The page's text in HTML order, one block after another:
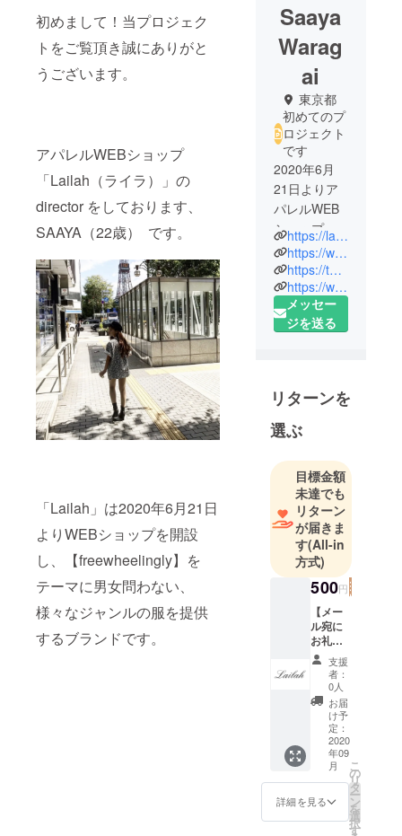
初めまして！当プロジェク
トをご覧頂き誠にありがと
うございます。
アパレルWEBショップ
「Lailah（ライラ）」の
director をしております、
SAAYA（22歳） です。
「Lailah」は2020年6月21日
よりWEBショップを開設
し、【freewheelingly】を
テーマに男女問わない、
様々なジャンルの服を提供
するブランドです。
Saaya
Warag
ai
東京都
初めてのプ
ロジェクト
です
2020年6月
21日よりア
パレルWEB
ショップ
「Lailah」を
立ち上げま
した✨
1997年生ま
近所の野良
猫ちゃんを
をきっかけ
に本格的に
猫好きに火
がつき、今
では5匹の保
護猫ちゃん
とのんびり
暮らしてい
微力ではあ
りますが、
飼い主のい
ない悲しい
猫ちゃんを
増やさない
ようボラン
ティア団体
の支援活動
https://lailah.paintory.com/
https://www.instagram.com/lailah__official
https://twitter.com/Lailahofficial
https://www.instagram.com/saaya_1212
メッセー
ジを送る
リターンを
選ぶ
目標金額
未達でも
リターン
が届きま
す(All-in
方式)
500円
【メー
ル宛に
お礼の
メッ
セー
ジ】 支
援して
いただ
いた方
のメー
ル宛に
お礼の
メッ
セージ
を送ら
せてい
支援
者：
0人
お届
け予
定：
2020
年09
月
詳細を見る
こ
の
リ
タ
ー
ン
を
選
択
す